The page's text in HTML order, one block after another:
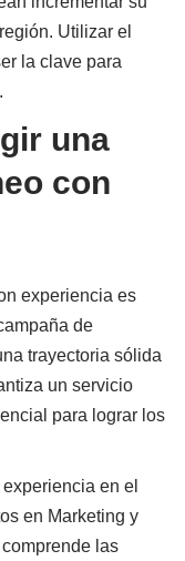
Utilizar el
la clave para
una
con
experiencia es
de
trayectoria sólida
un servicio
para lograr los
en el
en Marketing y
las